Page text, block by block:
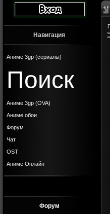
Навигация
Аниме 3gp (сериалы)
Поиск
Аниме 3gp (OVA)
Аниме обои
Форум
Чат
OST
Аниме Онлайн
Форум